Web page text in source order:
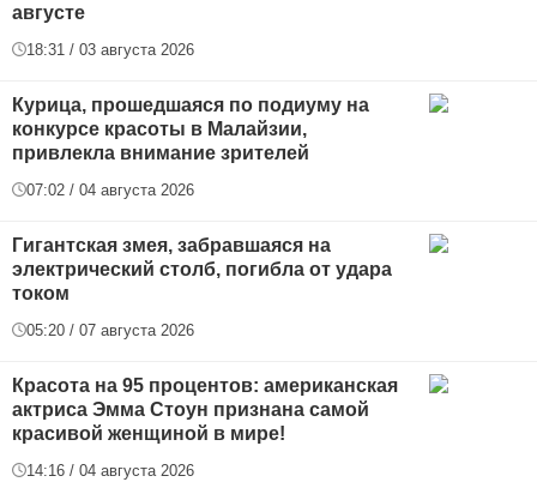
августе
18:31 / 03 августа 2026
Курица, прошедшаяся по подиуму на
конкурсе красоты в Малайзии,
привлекла внимание зрителей
07:02 / 04 августа 2026
Гигантская змея, забравшаяся на
электрический столб, погибла от удара
током
05:20 / 07 августа 2026
Красота на 95 процентов: американская
актриса Эмма Стоун признана самой
красивой женщиной в мире!
14:16 / 04 августа 2026